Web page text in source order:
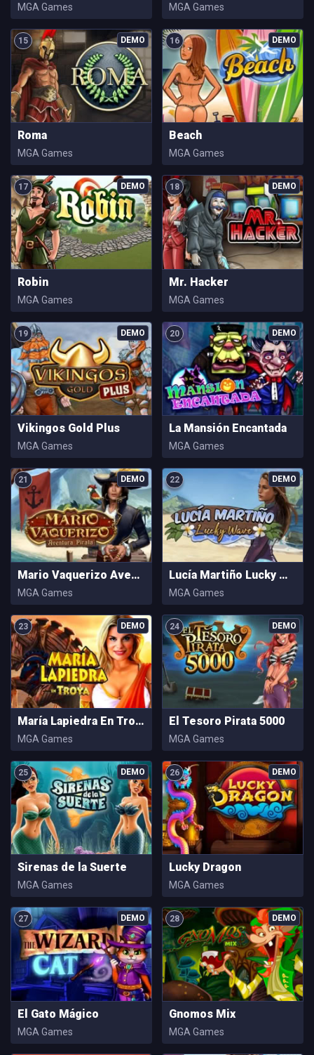
MGA Games MGA Games
15
Roma
MGA Games
16
Beach
MGA Games
17
Robin
MGA Games
18
Mr. Hacker
MGA Games
19
Vikingos Gold Plus
MGA Games
20
La Mansión Encantada
MGA Games
21
Mario Vaquerizo Aventura Pirata
MGA Games
22
Lucía Martiño Lucky Wave
MGA Games
23
María Lapiedra En Troya
MGA Games
24
El Tesoro Pirata 5000
MGA Games
25
Sirenas de la Suerte
MGA Games
26
Lucky Dragon
MGA Games
27
El Gato Mágico
MGA Games
28
Gnomos Mix
MGA Games